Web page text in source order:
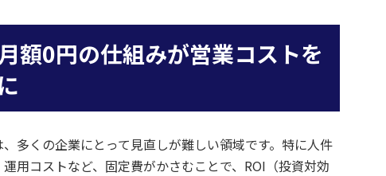
額0円の仕組みが営業コストを
多くの企業にとって見直しが難しい領域です。特に人件
用コストなど、固定費がかさむことで、ROI（投資対効